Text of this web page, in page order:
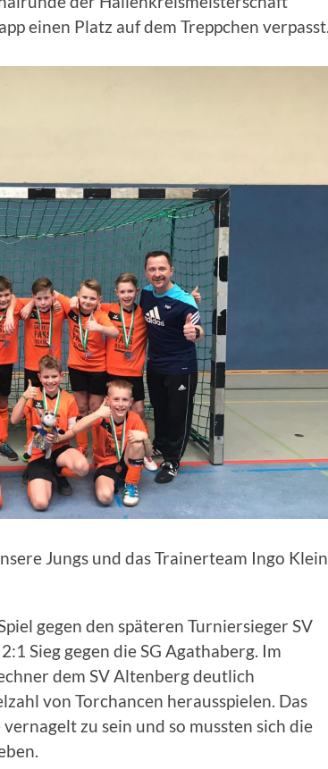
einen Platz auf dem Treppchen verpasst.
Jungs und das Trainerteam Ingo Klein
gegen den späteren Turniersieger SV
Sieg gegen die SG Agathaberg. Im
dem SV Altenberg deutlich
von Torchancen herausspielen. Das
zu sein und so mussten sich die